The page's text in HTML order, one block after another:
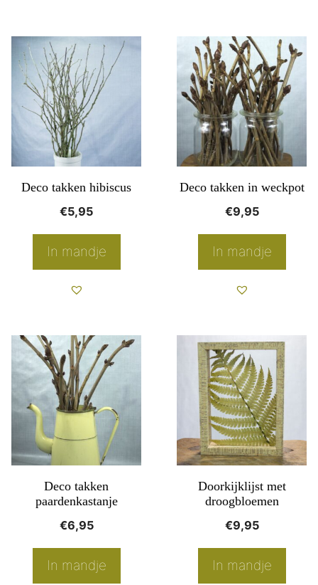
Deco takken hibiscus
€5,95
In mandje
Deco takken in weckpot
€9,95
In mandje
product
heeft
meerdere
variaties.
Deze
kan
gekozen
worden
Deco takken
paardenkastanje
€6,95
In mandje
Dit
product
heeft
meerdere
variaties.
Deze
Doorkijklijst met
droogbloemen
€9,95
In mandje
product
heeft
meerdere
variaties.
Deze
kan